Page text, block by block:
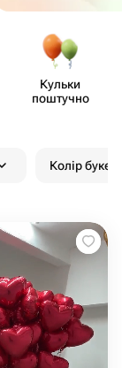
Кульки
поштучно
Колір